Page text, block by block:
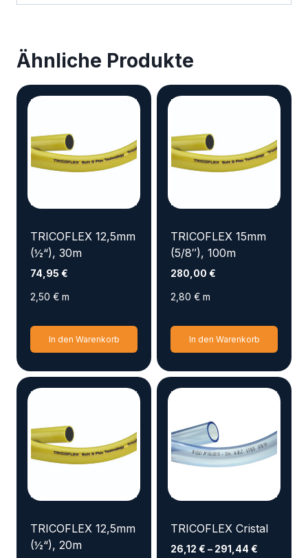
Ähnliche Produkte
TRICOFLEX 12,5mm
(½“), 30m
74,95 €
2,50 € m
In den Warenkorb
TRICOFLEX 15mm
(5/8″), 100m
280,00 €
2,80 € m
In den Warenkorb
TRICOFLEX 12,5mm
(½“), 20m
TRICOFLEX Cristal
26,12 € – 291,44 €